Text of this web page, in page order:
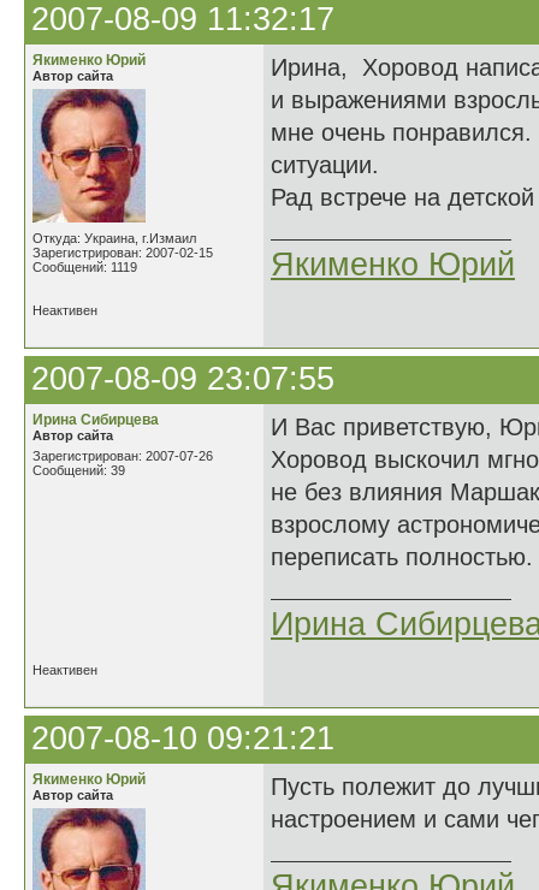
2007-08-09 11:32:17
Якименко Юрий
Автор сайта
Откуда: Украина, г.Измаил
Зарегистрирован: 2007-02-15
Сообщений: 1119
Ирина, Хоровод
и выражениями
мне очень понравился.
ситуации.
Рад встрече на
Якименко Юрий
Неактивен
2007-08-09 23:07:55
Ирина Сибирцева
Автор сайта
Зарегистрирован: 2007-07-26
Сообщений: 39
И Вас приветствую,
Хоровод выскочил
не без влияния
взрослому
переписать полностью.
Ирина
Неактивен
2007-08-10 09:21:21
Якименко Юрий
Автор сайта
Пусть полежит до
настроением и сами